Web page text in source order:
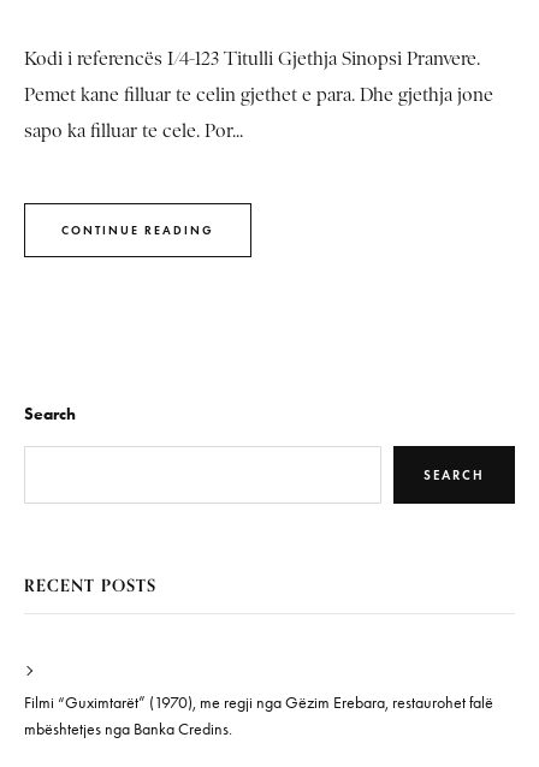
Kodi i referencës I/4-123 Titulli Gjethja Sinopsi Pranvere.
Pemet kane filluar te celin gjethet e para. Dhe gjethja jone
sapo ka filluar te cele. Por...
CONTINUE READING
Search
SEARCH
RECENT POSTS
Filmi “Guximtarët” (1970), me regji nga Gëzim Erebara, restaurohet falë
mbështetjes nga Banka Credins.